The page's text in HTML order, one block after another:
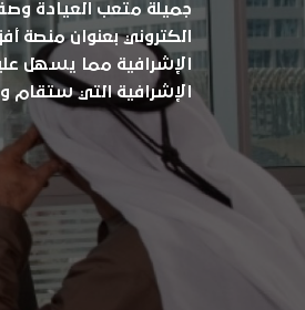
جميلة متعب العيادة
الكتروني بعنوان منصة
الإشرافية مما يسهل
الإشرافية التي ستقام